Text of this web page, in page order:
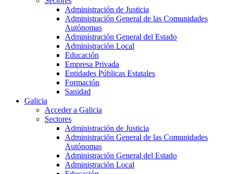
Administración de Justicia
Administración General de las Comunidades
Autónomas
Administración General del Estado
Administración Local
Educación
Empresa Privada
Entidades Públicas Estatales
Formación
Sanidad
Galicia
Acceder a Galicia
Sectores
Administración de Justicia
Administración General de las Comunidades
Autónomas
Administración General del Estado
Administración Local